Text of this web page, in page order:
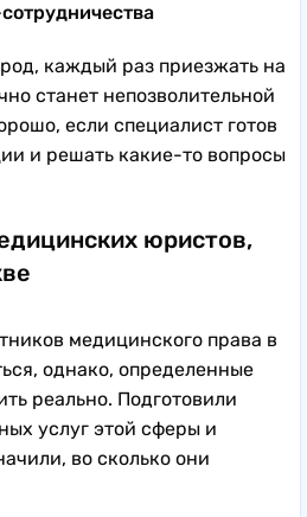
каждый раз приезжать на
станет непозволительной
если специалист готов
и решать какие-то вопросы
юристов,
медицинского права в
однако, определенные
реально. Подготовили
услуг этой сферы и
во сколько они